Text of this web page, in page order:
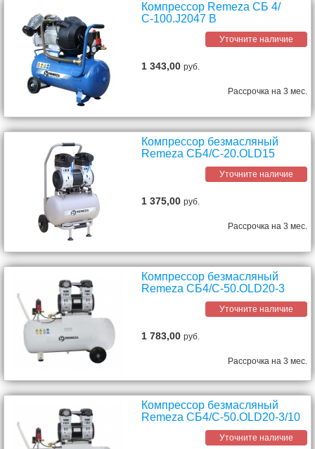
Компрессор Remeza СБ 4/
С-100.J2047 B
Уточните наличие
1 343,00руб.
Рассрочка на 3 мес.
Компрессор безмасляный
Remeza СБ4/C-20.OLD15
Уточните наличие
1 375,00руб.
Рассрочка на 3 мес.
Компрессор безмасляный
Remeza СБ4/C-50.OLD20-3
Уточните наличие
1 783,00руб.
Рассрочка на 3 мес.
Компрессор безмасляный
Remeza СБ4/C-50.OLD20-3/10
Уточните наличие